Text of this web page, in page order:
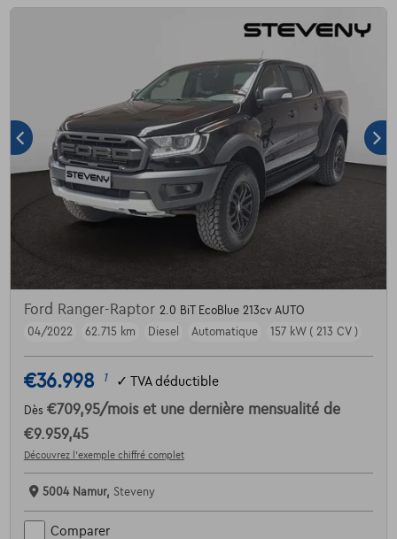
Ford Ranger-Raptor 2.0 BiT EcoBlue 213cv AUTO
04/2022
62.715 km Diesel Automatique 157 kW ( 213 CV )
€36.998 1 ✓ TVA déductible
Dès €709,95/mois et une dernière mensualité de
€9.959,45
Découvrez l’exemple chiffré complet
5004 Namur, Steveny
Comparer